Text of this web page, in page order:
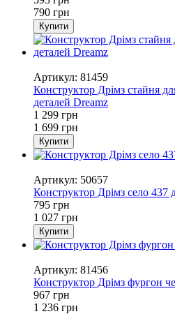
790 грн
Купити
Артикул: 81459
Конструктор Дрімз стайня
деталей Dreamz
1 299 грн
1 699 грн
Купити
Артикул: 50657
Конструктор Дрімз село 437
795 грн
1 027 грн
Купити
Артикул: 81456
Конструктор Дрімз фургон
967 грн
1 236 грн